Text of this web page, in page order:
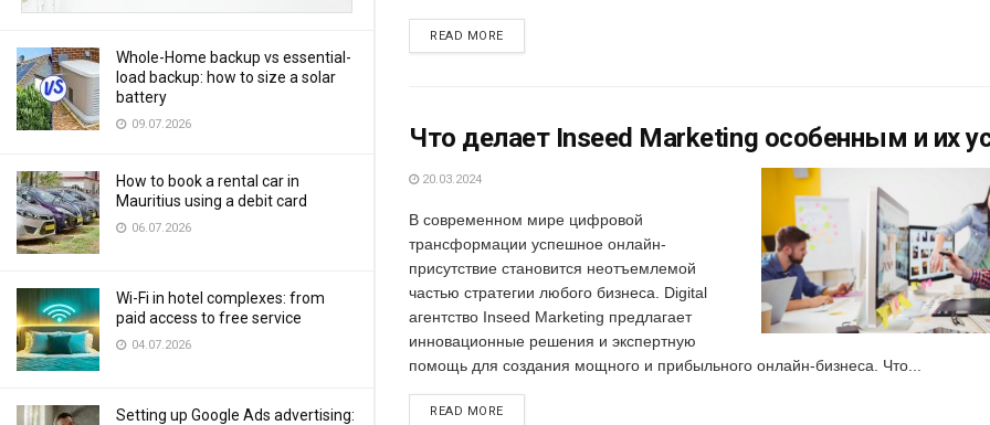
Whole-Home backup vs essential-
load backup: how to size a solar
battery
09.07.2026
How to book a rental car in
Mauritius using a debit card
06.07.2026
Wi-Fi in hotel complexes: from
paid access to free service
04.07.2026
Setting up Google Ads advertising:
READ MORE
Что делает Inseed Marketing особенным и их
20.03.2024
В современном мире цифровой
трансформации успешное онлайн-
присутствие становится неотъемлемой
частью стратегии любого бизнеса. Digital
агентство Inseed Marketing предлагает
инновационные решения и экспертную
помощь для создания мощного и прибыльного онлайн-бизнеса. Что...
READ MORE